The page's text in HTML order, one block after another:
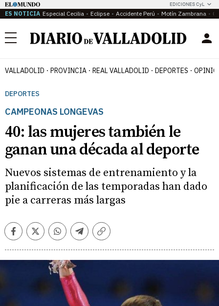
EDICIONES CyL
ES NOTICIA Especial Cecilia Eclipse Accidente Perú Motín Zambrana
Menú
VALLADOLID PROVINCIA REAL VALLADOLID DEPORTES
DEPORTES
CAMPEONAS LONGEVAS
40: las mujeres también le
ganan una década al deporte
Nuevos sistemas de entrenamiento y la
planificación de las temporadas han dado
pie a carreras más largas
FacebookTwitterWhatsappTelegramCopiar